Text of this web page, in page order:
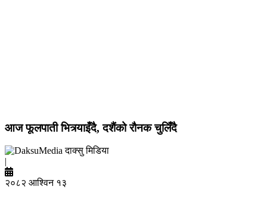
आज फूलपाती भित्र्याइँदै, दशैंको रौनक चुलिँदै
दाक्सु मिडिया
|
२०८२ आश्विन १३